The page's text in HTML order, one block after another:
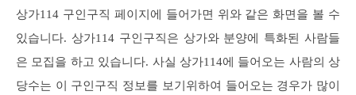
상가114 구인구직 페이지에 들어가면 위와 같은 화면을 볼 수
있습니다. 상가114 구인구직은 상가와 분양에 특화된 사람들
은 모집을 하고 있습니다. 사실 상가114에 들어오는 사람의 상
당수는 이 구인구직 정보를 보기위하여 들어오는 경우가 많이